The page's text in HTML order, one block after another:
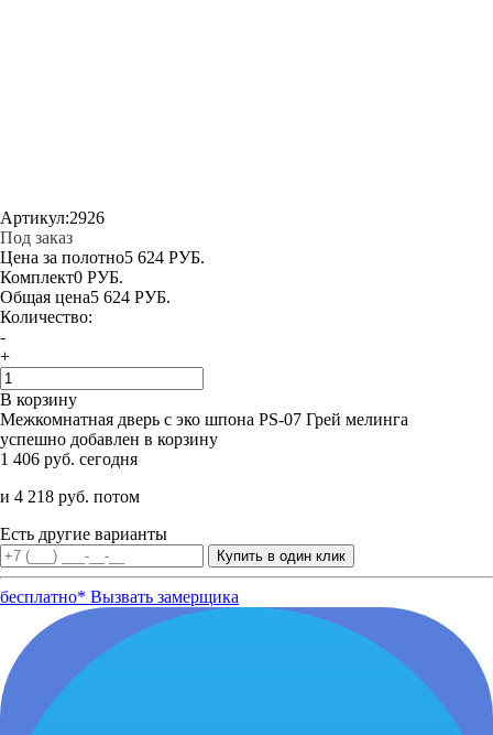
Артикул:2926
Под заказ
Цена за полотно5 624 РУБ.
Комплект0 РУБ.
Общая цена5 624 РУБ.
Количество:
-
+
В корзину
Межкомнатная дверь с эко шпона PS-07 Грей мелинга
успешно добавлен в корзину
1 406 руб. сегодня
и 4 218 руб. потом
Есть другие варианты
бесплатно* Вызвать замерщика